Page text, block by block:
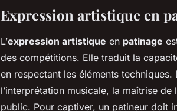
Expression artistique en
L’expression artistique en patinage
des compétitions. Elle traduit la
en respectant les éléments techniques.
l’interprétation musicale, la maîtrise
public. Pour captiver, un patineur doit